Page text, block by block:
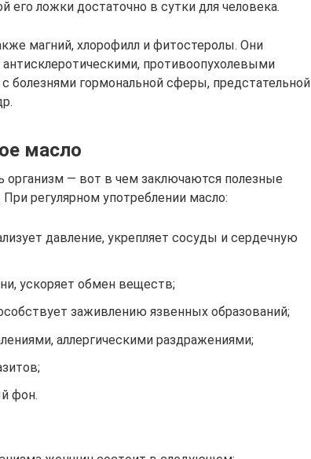
его ложки достаточно в сутки для человека.
магний, хлорофилл и фитостеролы. Они
противоопухолевыми
болезнями гормональной сферы, предстательной
масло
организм — вот в чем заключаются полезные
регулярном употреблении масло:
давление, укрепляет сосуды и сердечную
ускоряет обмен веществ;
заживлению язвенных образований;
аллергическими раздражениями;
фон.